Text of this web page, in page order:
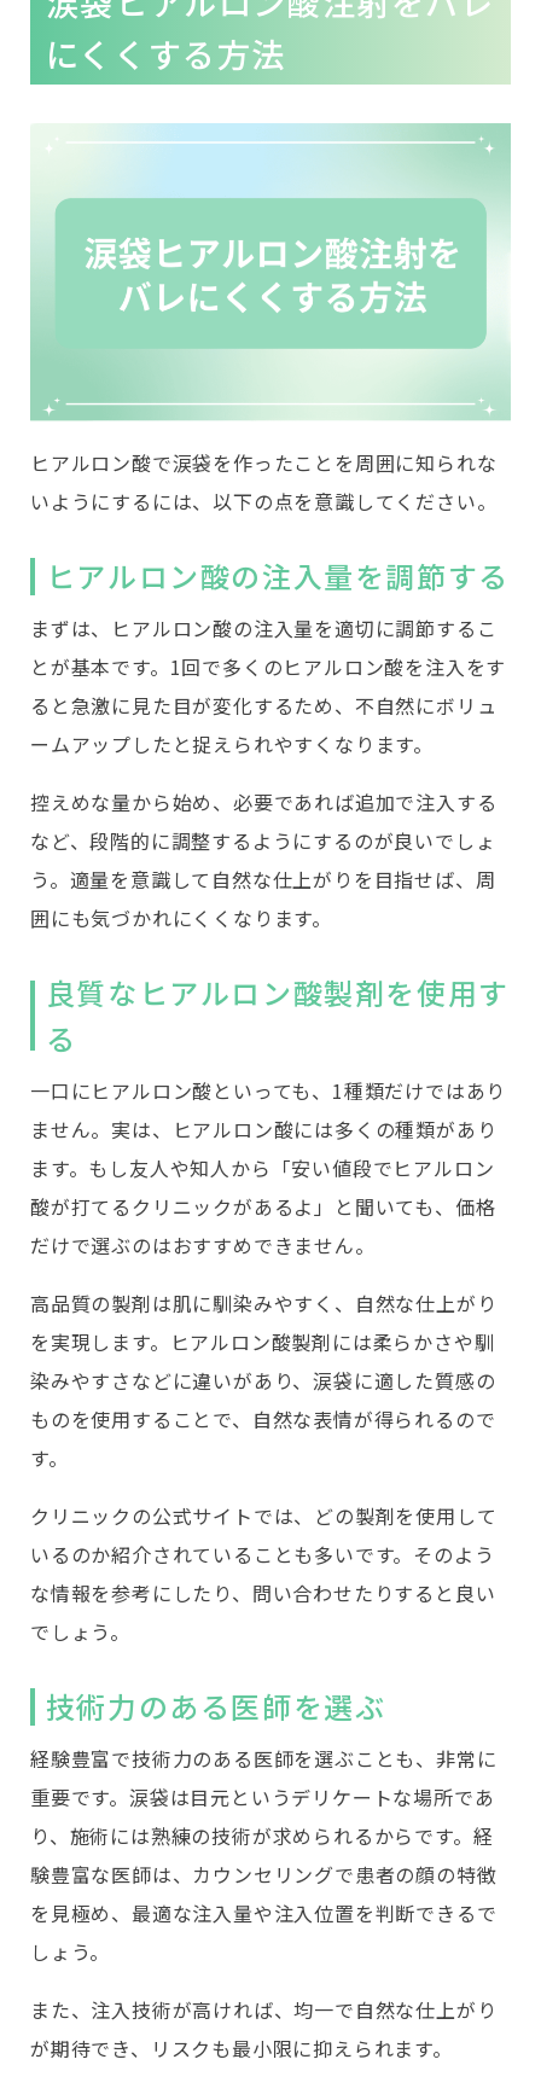
にくくする方法
ヒアルロン酸で涙袋を作ったことを周囲に知られな
いようにするには、以下の点を意識してください。
ヒアルロン酸の注入量を調節する
まずは、ヒアルロン酸の注入量を適切に調節するこ
とが基本です。1回で多くのヒアルロン酸を注入をす
ると急激に見た目が変化するため、不自然にボリュ
ームアップしたと捉えられやすくなります。
控えめな量から始め、必要であれば追加で注入する
など、段階的に調整するようにするのが良いでしょ
う。適量を意識して自然な仕上がりを目指せば、周
囲にも気づかれにくくなります。
良質なヒアルロン酸製剤を使用す
る
一口にヒアルロン酸といっても、1種類だけではあり
ません。実は、ヒアルロン酸には多くの種類があり
ます。もし友人や知人から「安い値段でヒアルロン
酸が打てるクリニックがあるよ」と聞いても、価格
だけで選ぶのはおすすめできません。
高品質の製剤は肌に馴染みやすく、自然な仕上がり
を実現します。ヒアルロン酸製剤には柔らかさや馴
染みやすさなどに違いがあり、涙袋に適した質感の
ものを使用することで、自然な表情が得られるので
す。
クリニックの公式サイトでは、どの製剤を使用して
いるのか紹介されていることも多いです。そのよう
な情報を参考にしたり、問い合わせたりすると良い
でしょう。
技術力のある医師を選ぶ
経験豊富で技術力のある医師を選ぶことも、非常に
重要です。涙袋は目元というデリケートな場所であ
り、施術には熟練の技術が求められるからです。経
験豊富な医師は、カウンセリングで患者の顔の特徴
を見極め、最適な注入量や注入位置を判断できるで
しょう。
また、注入技術が高ければ、均一で自然な仕上がり
が期待でき、リスクも最小限に抑えられます。